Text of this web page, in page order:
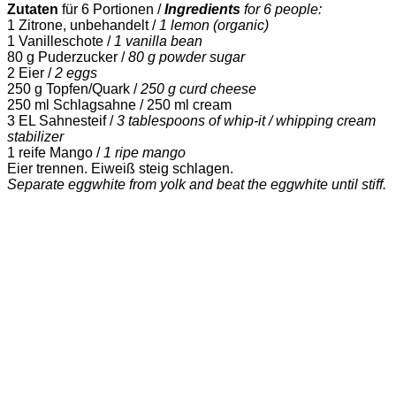
Zutaten für 6 Portionen / Ingredients for 6 people:
1 Zitrone, unbehandelt / 1 lemon (organic)
1 Vanilleschote / 1 vanilla bean
80 g Puderzucker /80 g powder sugar
2 Eier /2 eggs
250 g Topfen/Quark /250 g curd cheese
250 ml Schlagsahne / 250 ml cream
3 EL Sahnesteif /3 tablespoons of whip-it / whipping cream
stabilizer
1 reife Mango / 1 ripe mango
Eier trennen. Eiweiß steig schlagen.
Separate eggwhite from yolk and beat the eggwhite until stiff.